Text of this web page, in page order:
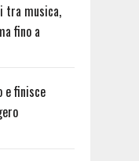
tra musica,
fino a
e finisce